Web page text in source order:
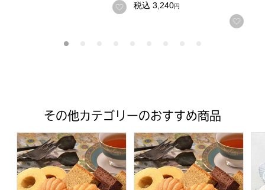
お気に入りに登録する
税込 3,240円
お気
その他カテゴリーのおすすめ商品
神戸スイーツポート 港の風に吹かれて【年間ギフト】
神戸スイーツポート 港の風に